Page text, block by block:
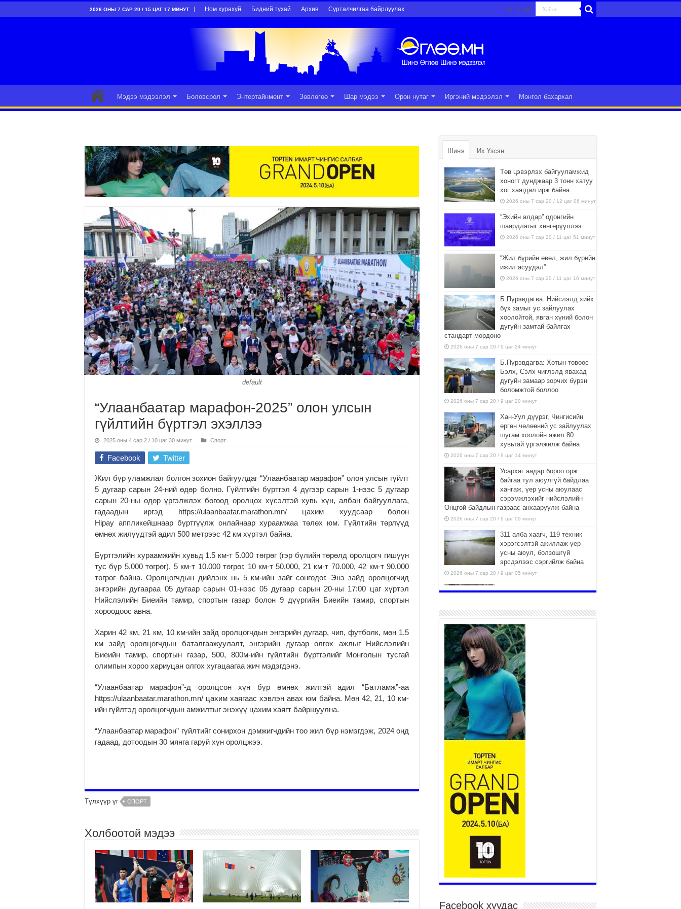
2026 ОНЫ 7 САР 20 / 15 ЦАГ 17 МИНУТ Ном хурахуй Бидний тухай Архив Сурталчилгаа байрлуулах
Мэдээ мэдээлэл Боловсрол Энтертайнмент Зөвлөгөө Шар мэдээ Орон нутаг Иргэний мэдээлэл Монгол бахархал
default
“Улаанбаатар марафон-2025” олон улсын
гүйлтийн бүртгэл эхэллээ
2025 оны 4 сар 2 / 10 цаг 30 минут Спорт
Facebook Twitter
Жил бүр уламжлал болгон зохион байгуулдаг “Улаанбаатар марафон” олон улсын гүйлт
5 дугаар сарын 24-ний өдөр болно. Гүйлтийн бүртгэл 4 дүгээр сарын 1-нээс 5 дугаар
сарын 20-ны өдөр үргэлжлэх бөгөөд оролцох хүсэлтэй хувь хүн, албан байгууллага,
гадаадын иргэд https://ulaanbaatar.marathon.mn/ цахим хуудсаар болон
Hipay аппликейшнаарбүртгүүлж онлайнаар хураамжаа төлөх юм. Гүйлтийн төрлүүд
өмнөх жилүүдтэй адил 500 метрээс 42 км хүртэл байна.
Бүртгэлийн хураамжийн хувьд 1.5 км-т 5.000 төгрөг (гэр бүлийн төрөлд оролцогч гишүүн
тус бүр 5.000 төгрөг), 5 км-т 10.000 төгрөг, 10 км-т 50.000, 21 км-т 70.000, 42 км-т 90.000
төгрөг байна. Оролцогчдын дийлэнх нь 5 км-ийн зайг сонгодог. Энэ зайд оролцогчид
энгэрийн дугаараа 05 дугаар сарын 01-нээс 05 дугаар сарын 20-ны 17:00 цаг хүртэл
Нийслэлийн Биеийн тамир, спортын газар болон 9 дүүргийн Биеийн тамир, спортын
хороодоос авна.
Харин 42 км, 21 км, 10 км-ийн зайд оролцогчдын энгэрийн дугаар, чип, футболк, мөн 1.5
км зайд оролцогчдын баталгаажуулалт, энгэрийн дугаар олгох ажлыг Нийслэлийн
Биеийн тамир, спортын газар, 500, 800м-ийн гүйлтийн бүртгэлийг Монголын тусгай
олимпын хороо хариуцан олгох хугацаагаа жич мэдэгдэнэ.
“Улаанбаатар марафон”-д оролцсон хүн бүр өмнөх жилтэй адил “Батламж”-аа
https://ulaanbaatar.marathon.mn/ цахим хаягаас хэвлэн авах юм байна. Мөн 42, 21, 10 км-
ийн гүйлтэд оролцогчдын амжилтыг энэхүү цахим хаягт байршуулна.
“Улаанбаатар марафон” гүйлтийг сонирхон дэмжигчдийн тоо жил бүр нэмэгдэж, 2024 онд
гадаад, дотоодын 30 мянга гаруй хүн оролцжээ.
Түлхүүр үг СПОРТ
Холбоотой мэдээ
Шинэ Их Үзсэн
Төв цэвэрлэх байгууламжид
хоногт дунджаар 3 тонн хатуу
хог хаягдал ирж байна
2026 оны 7 сар 20 / 12 цаг 06 минут
“Эхийн алдар” одонгийн
шаардлагыг хөнгөрүүллээ
2026 оны 7 сар 20 / 11 цаг 51 минут
“Жил бүрийн өвөл, жил бүрийн
ижил асуудал”
2026 оны 7 сар 20 / 11 цаг 16 минут
Б.Пүрэвдагва: Нийслэлд хийх
бүх замыг ус зайлуулах
хоолойтой, явган хүний болон
дугуйн замтай байлгах
стандарт мөрдөнө
2026 оны 7 сар 20 / 9 цаг 24 минут
Б.Пүрэвдагва: Хотын төвөөс
Бэлх, Сэлх чиглэлд явахад
дугуйн замаар зорчих бүрэн
боломжтой боллоо
2026 оны 7 сар 20 / 9 цаг 20 минут
Хан-Уул дүүрэг, Чингисийн
өргөн чөлөөний ус зайлуулах
шугам хоолойн ажил 80
хувьтай үргэлжилж байна
2026 оны 7 сар 20 / 9 цаг 14 минут
Усархаг аадар бороо орж
байгаа тул аюулгүй байдлаа
хангаж, үер усны аюулаас
сэрэмжлэхийг нийслэлийн
Онцгой байдлын газраас анхааруулж байна
2026 оны 7 сар 20 / 9 цаг 09 минут
311 алба хаагч, 119 техник
хэрэгсэлтэй ажиллаж үер
усны аюул, болзошгүй
эрсдэлээс сэргийлж байна
2026 оны 7 сар 20 / 9 цаг 05 минут
Аяллаа зөв төлөвлөхийг
2026 оны 7 сар 16 / 11 цаг 50 минут
Үер усны болзошгүй аюулаас
сэргийлж, холбогдох
байгууллагууд өндөржүүлсэн
бэлэн байдалд ажиллаж байна
2026 оны 7 сар 15 / 13 цаг 06 минут
Монгол адууны үнэ цэнийг
дэлхийд сурталчлах “Дэлхийн
адууны өдөр”-т 15000 морьтон
оролцож байна
2026 оны 7 сар 15 / 11 цаг 51 минут
Шагайн харвааны насанд хүрэгчдийн багийн
шилдгүүд шалгарав
2026 оны 7 сар 15 / 11 цаг 45 минут
Үндэсний их баяр наадмын сур харвааны
шагналыг нийслэлийн Засаг дарга бөгөөд
Улаанбаатар хотын Захирагч Б.Пүрэвдагва
гардууллаа
2026 оны 7 сар 15 / 11 цаг 41 минут
Нийслэлийн Эрүүл мэндийн газраас 45 баг
иргэдэд тусламж, үйлчилгээ үзүүлж байна
2026 оны 7 сар 15 / 11 цаг 30 минут
Хүчит бөхийн барилдааны тавын даваа
үргэлжилж байна
Facebook хуудас